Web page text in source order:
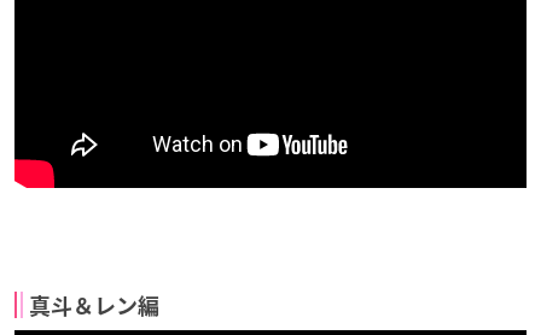
真斗＆レン編